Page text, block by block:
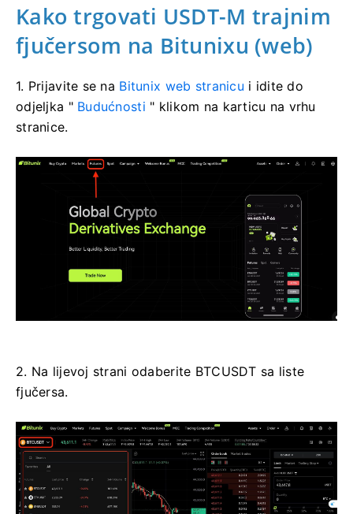
Kako trgovati USDT-M trajnim
fjučersom na Bitunixu (web)
1. Prijavite se na Bitunix web stranicu i idite do
odjeljka " Budućnosti " klikom na karticu na vrhu
stranice.
2. Na lijevoj strani odaberite BTCUSDT sa liste
fjučersa.